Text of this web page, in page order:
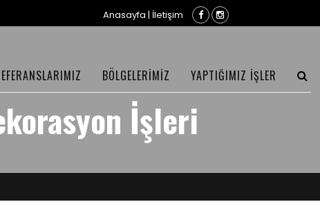
Anasayfa | İletişim
BÖLGELERİMİZ YAPTIĞIMIZ İŞLER
İşleri